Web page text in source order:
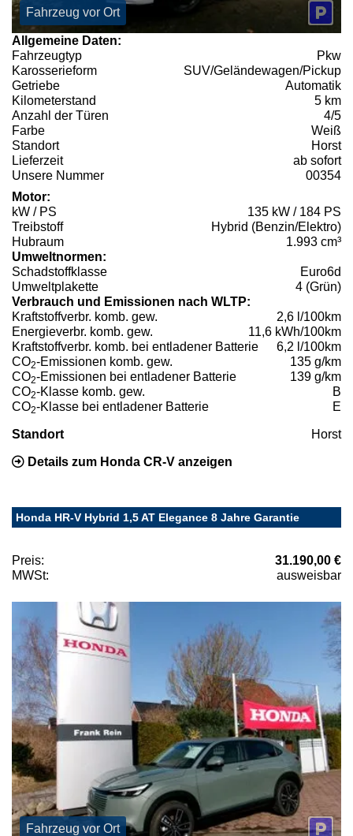
Fahrzeug vor Ort
Allgemeine Daten:
Fahrzeugtyp
Pkw
Karosserieform
SUV/Geländewagen/Pickup
Getriebe
Automatik
Kilometerstand
5 km
Anzahl der Türen
4/5
Farbe
Weiß
Standort
Horst
Lieferzeit
ab sofort
Unsere Nummer
00354
Motor:
kW / PS
135 kW / 184 PS
Treibstoff
Hybrid (Benzin/Elektro)
Hubraum
1.993 cm³
Umweltnormen:
Schadstoffklasse
Euro6d
Umweltplakette
4 (Grün)
Verbrauch und Emissionen nach WLTP:
Kraftstoffverbr. komb. gew.
2,6 l/100km
Energieverbr. komb. gew.
11,6 kWh/100km
Kraftstoffverbr. komb. bei entladener Batterie
6,2 l/100km
CO2-Emissionen komb. gew.
135 g/km
CO2-Emissionen bei entladener Batterie
139 g/km
CO2-Klasse komb. gew.
B
CO2-Klasse bei entladener Batterie E
Standort Horst
Details zum Honda CR-V anzeigen
Honda HR-V Hybrid 1,5 AT Elegance 8 Jahre Garantie
Preis:
31.190,00 €
MWSt:
ausweisbar
Fahrzeug vor Ort